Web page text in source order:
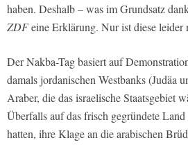
haben. Deshalb – was im Grundsatz
ZDFeine Erklärung. Nur ist diese leider
Der Nakba-Tag basiert auf
damals jordanischen Westbanks (Judäa
Araber, die das israelische Staatsgebiet
Überfalls auf das frisch gegründete Land
hatten, ihre Klage an die arabischen